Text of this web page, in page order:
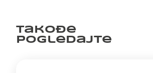
Takođe
pogledajte